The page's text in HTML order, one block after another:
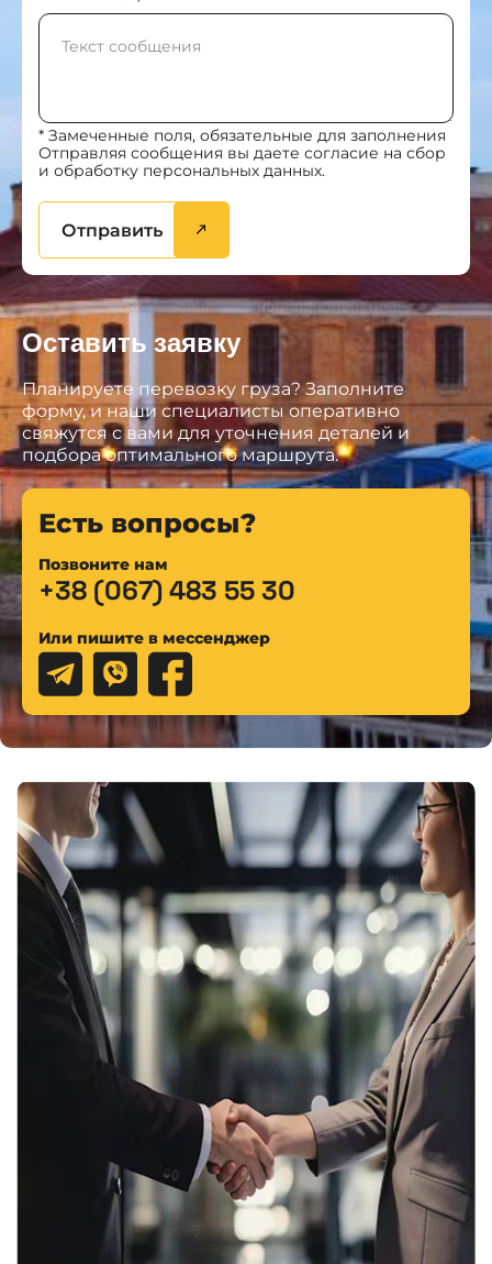
* Замеченные поля, обязательные для заполнения
Отправляя сообщения вы даете согласие на сбор
и обработку персональных данных.
Отправить
Оставить заявку
Планируете перевозку груза? Заполните
форму, и наши специалисты оперативно
свяжутся с вами для уточнения деталей и
подбора оптимального маршрута.
Есть вопросы?
Позвоните нам
+38 (067) 483 55 30
Или пишите в мессенджер